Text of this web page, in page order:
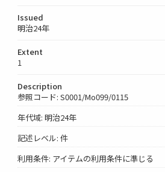
Issued
明治24年
Extent
1
Description
参照コード: S0001/Mo099/0115
年代域: 明治24年
記述レベル: 件
利用条件: アイテムの利用条件に準じる